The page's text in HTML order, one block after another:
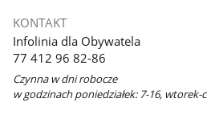
KONTAKT
Infolinia dla Obywatela
77 412 96 82-86
Czynna w dni robocze
w godzinach poniedziałek: 7-16, wtorek-